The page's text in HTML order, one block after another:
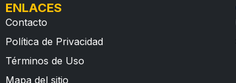
ENLACES
Contacto
Política de Privacidad
Términos de Uso
Mapa del sitio